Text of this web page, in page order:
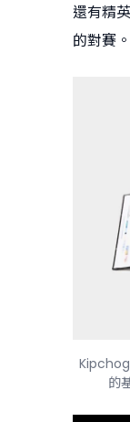
還有精
的對賽。
的